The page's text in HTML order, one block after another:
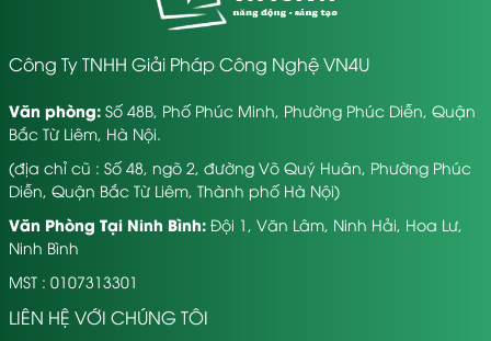
Các Mẫu Website Khách Sạn Đẹp
Nếu bạn thích kiểu truyền thống, có thể chọn thiết kế
web khách sạn đẹp dạng lưới, phân vùng phòng, giá,
dịch vụ rõ ràng. Còn muốn “chơi lớn”, hãy thử mẫu
website khách sạn tích hợp hình động, hiệu ứng
chuyển trang mượt mà, form đặt phòng nổi bật ngay
giữa trang chủ.
Theo kinh nghiệm của mình, lựa chọn mẫu website
khách sạn phù hợp nên dựa vào đặc thù kinh doanh,
Công Ty TNHH Giải Pháp Công Nghệ VN4U
Văn phòng: Số 48B, Phố Phúc Minh, Phường Phúc Diễn, Quận
Bắc Từ Liêm, Hà Nội.
(địa chỉ cũ : Số 48, ngõ 2, đường Võ Quý Huân, Phường Phúc
Diễn, Quận Bắc Từ Liêm, Thành phố Hà Nội)
Văn Phòng Tại Ninh Bình: Đội 1, Văn Lâm, Ninh Hải, Hoa Lư,
Ninh Bình
MST : 0107313301
LIÊN HỆ VỚI CHÚNG TÔI